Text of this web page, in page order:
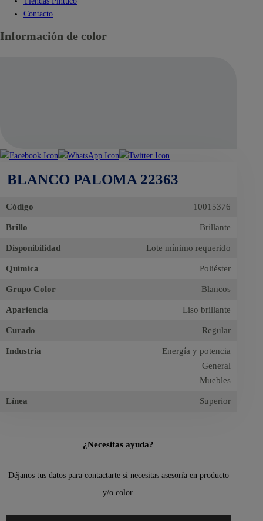
Contacto
Información de color
BLANCO PALOMA 22363
Código 10015376
Brillo Brillante
Disponibilidad Lote mínimo requerido
Química Poliéster
Grupo Color Blancos
Apariencia Liso brillante
Curado Regular
Industria
Energía y potencia
General
Muebles
Línea Superior
¿Necesitas ayuda?
Déjanos tus datos para contactarte si necesitas asesoría en producto
y/o color.